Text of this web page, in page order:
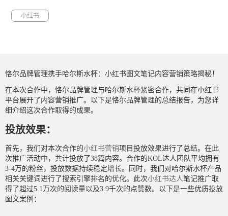
小红书
恪尔品牌管理携手哈尔斯水杯：小红书图文笔记内容营销策略揭秘！
在本次合作中，恪尔品牌管理与哈尔斯水杯紧密合作，共同在小红书
平台展开了内容营销推广。以下是恪尔品牌管理的总结报告，为您详
细介绍这次合作取得的成果。
投放效果：
首先，我们对本次合作的小红书营销项目投放效果进行了总结。在此
次推广活动中，共计投放了38篇内容。合作的KOL达人团队平均拥有
3-4万的粉丝，投放数据持续稳定增长。同时，我们对哈尔斯水杯产品
相关关键词进行了搜索引擎排名的优化。此次小红书达人笔记推广取
得了超过5.1万次的阅读量以及3.9千次的点赞数。以下是一些优质投放
图文案例：